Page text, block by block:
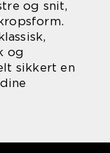
og snit,
og
sikkert en